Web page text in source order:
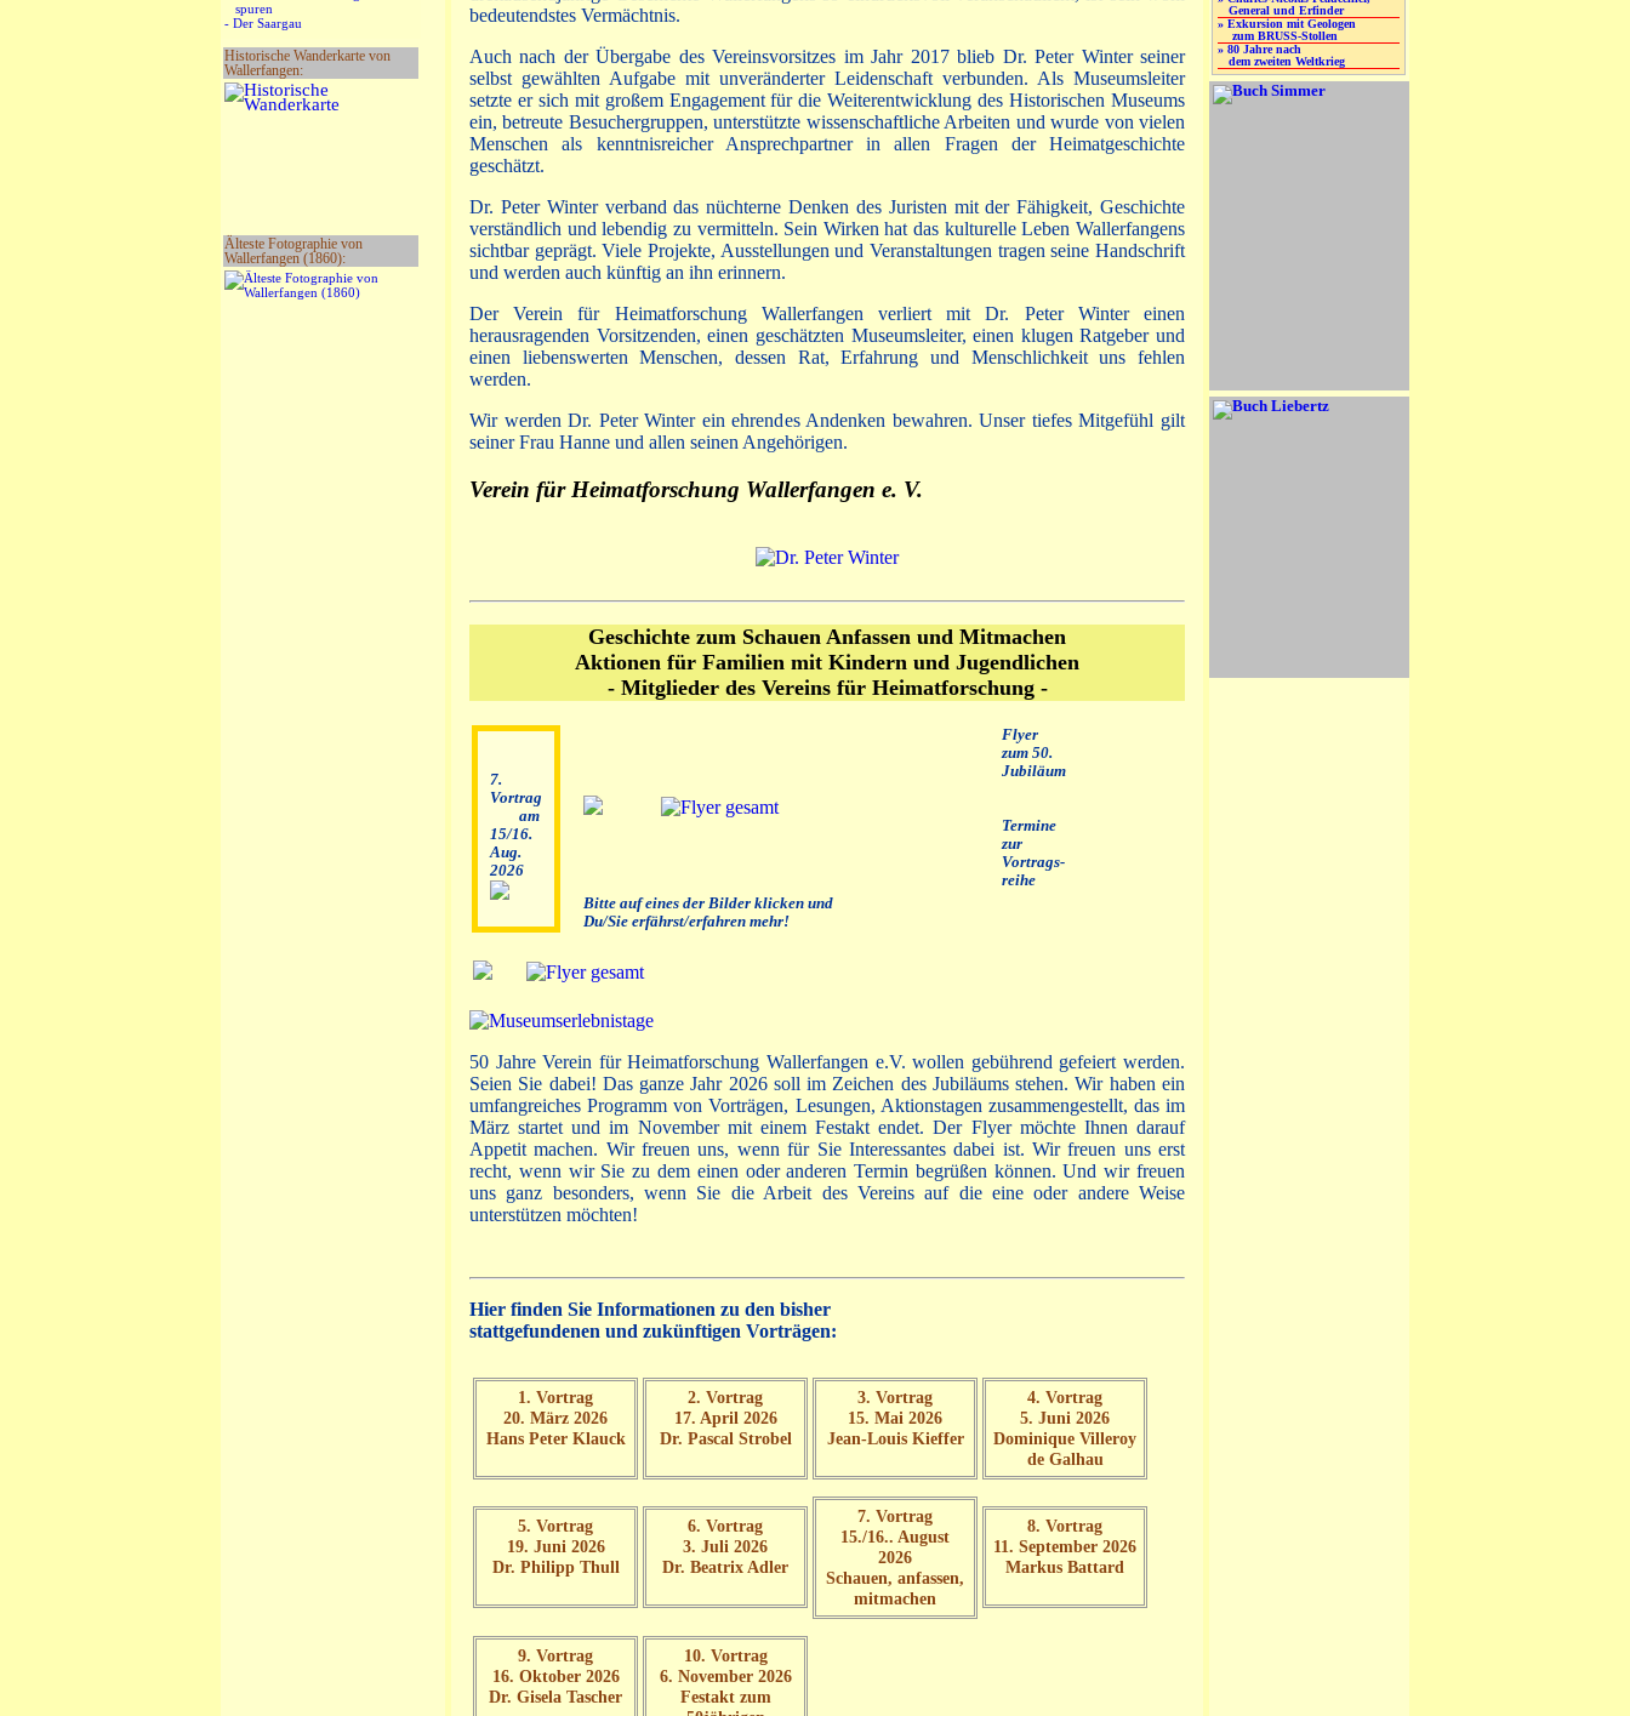
bedeutendstes Vermächtnis.
Auch nach der Übergabe des Vereinsvorsitzes im Jahr 2017 blieb Dr. Peter Winter seiner
selbst gewählten Aufgabe mit unveränderter Leidenschaft verbunden. Als Museumsleiter
setzte er sich mit großem Engagement für die Weiterentwicklung des Historischen Museums
ein, betreute Besuchergruppen, unterstützte wissenschaftliche Arbeiten und wurde von vielen
Menschen als kenntnisreicher Ansprechpartner in allen Fragen der Heimatgeschichte
geschätzt.
Dr. Peter Winter verband das nüchterne Denken des Juristen mit der Fähigkeit, Geschichte
verständlich und lebendig zu vermitteln. Sein Wirken hat das kulturelle Leben Wallerfangens
sichtbar geprägt. Viele Projekte, Ausstellungen und Veranstaltungen tragen seine Handschrift
und werden auch künftig an ihn erinnern.
Der Verein für Heimatforschung Wallerfangen verliert mit Dr. Peter Winter einen
herausragenden Vorsitzenden, einen geschätzten Museumsleiter, einen klugen Ratgeber und
einen liebenswerten Menschen, dessen Rat, Erfahrung und Menschlichkeit uns fehlen
werden.
Wir werden Dr. Peter Winter ein ehrendes Andenken bewahren. Unser tiefes Mitgefühl gilt
seiner Frau Hanne und allen seinen Angehörigen.
Verein für Heimatforschung Wallerfangen e. V.
Geschichte zum Schauen Anfassen und Mitmachen
Aktionen für Familien mit Kindern und Jugendlichen
- Mitglieder des Vereins für Heimatforschung -
7.
Vortrag
am
15/16.
Aug.
2026
Flyer
zum 50.
Jubiläum
Termine
zur
Vortrags-
reihe
Bitte auf eines der Bilder klicken und
Du/Sie erfährst/erfahren mehr!
50 Jahre Verein für Heimatforschung Wallerfangen e.V. wollen gebührend gefeiert werden.
Seien Sie dabei! Das ganze Jahr 2026 soll im Zeichen des Jubiläums stehen. Wir haben ein
umfangreiches Programm von Vorträgen, Lesungen, Aktionstagen zusammengestellt, das im
März startet und im November mit einem Festakt endet. Der Flyer möchte Ihnen darauf
Appetit machen. Wir freuen uns, wenn für Sie Interessantes dabei ist. Wir freuen uns erst
recht, wenn wir Sie zu dem einen oder anderen Termin begrüßen können. Und wir freuen
uns ganz besonders, wenn Sie die Arbeit des Vereins auf die eine oder andere Weise
unterstützen möchten!
Hier finden Sie Informationen zu den bisher
stattgefundenen und zukünftigen Vorträgen:
1. Vortrag
20. März 2026
Hans Peter Klauck
2. Vortrag
17. April 2026
Dr. Pascal Strobel
3. Vortrag
15. Mai 2026
Jean-Louis Kieffer
4. Vortrag
5. Juni 2026
Dominique Villeroy
de Galhau
5. Vortrag
19. Juni 2026
Dr. Philipp Thull
6. Vortrag
3. Juli 2026
Dr. Beatrix Adler
7. Vortrag
15./16.. August
2026
Schauen, anfassen,
mitmachen
8. Vortrag
11. September 2026
Markus Battard
9. Vortrag
16. Oktober 2026
Dr. Gisela Tascher
10. Vortrag
6. November 2026
Festakt zum
spuren
- Der Saargau
Historische Wanderkarte von
Wallerfangen:
Älteste Fotographie von
Wallerfangen (1860):
General und Erfinder
» Exkursion mit Geologen
zum BRUSS-Stollen
» 80 Jahre nach
dem zweiten Weltkrieg